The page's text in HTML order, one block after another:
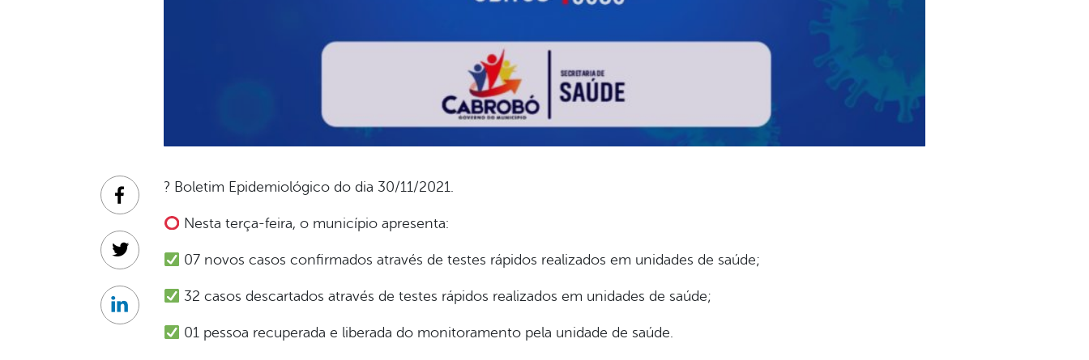
? Boletim Epidemiológico do dia 30/11/2021.
Nesta terça-feira, o município apresenta:
07 novos casos confirmados através de testes rápidos realizados em unidades de saúde;
32 casos descartados através de testes rápidos realizados em unidades de saúde;
01 pessoa recuperada e liberada do monitoramento pela unidade de saúde.
Facebook
Twitter
Linkedin